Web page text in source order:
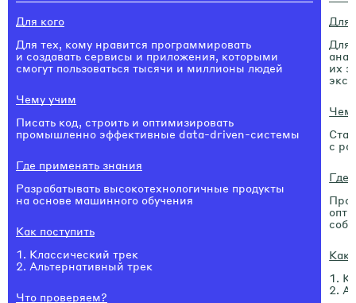
Для кого
Для тех, кому нравится программировать
и создавать сервисы и приложения, которыми
смогут пользоваться тысячи и миллионы людей
Чему учим
Писать код, строить и оптимизировать
промышленно эффективные data-driven-системы
Где применять знания
Разрабатывать высокотехнологичные продукты
на основе машинного обучения
Как поступить
Классический трек
Альтернативный трек
Что проверяем?
Для
Для
их
с
Где
Как